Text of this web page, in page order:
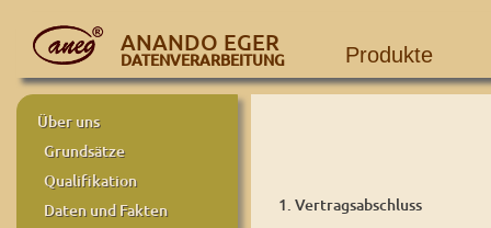
ANANDO EGER
DATENVERARBEITUNG Produkte
Über uns
Grundsätze
Qualifikation
Daten und Fakten
1. Vertragsabschluss